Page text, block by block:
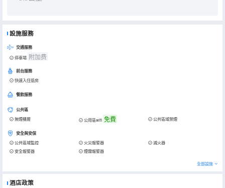
設施服務
交通服務
停車場 附加费
前台服務
快速入住退房
餐飲服務
公共區
無煙樓層 公用區wifi 免費 公共區域禁煙
安全與安保
公共區域監控 火災報警器
滅火器
安全報警器
煙霧報警器
全部設施
酒店政策